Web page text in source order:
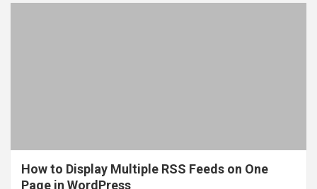
How to Display Multiple RSS Feeds on One
Page in WordPress